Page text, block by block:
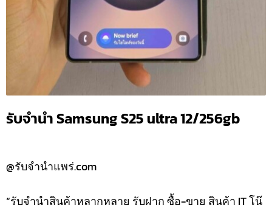
รับจำนำ Samsung S25 ultra 12/256gb
@รับจำนำแพร่.com
“รับจำนำสินค้าหลากหลาย รับฝาก ซื้อ-ขาย สินค้า IT โน๊